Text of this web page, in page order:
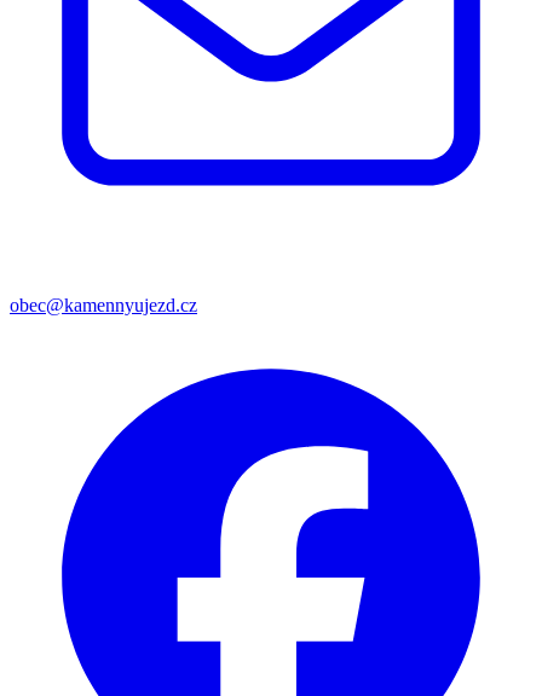
obec@kamennyujezd.cz